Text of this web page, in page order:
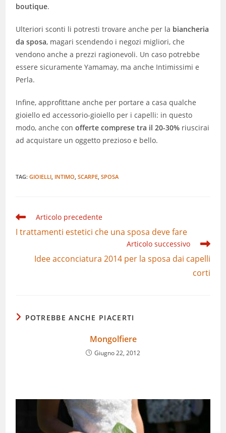
boutique.
Ulteriori sconti li potresti trovare anche per la biancheria
da sposa, magari scendendo i negozi migliori, che
vendono anche a prezzi ragionevoli. Un caso potrebbe
essere sicuramente Yamamay, ma anche Intimissimi e
Perla.
Infine, approfittane anche per portare a casa qualche
gioiello ed accessorio-gioiello per i capelli: in questo
modo, anche conofferte comprese tra il 20-30% riuscirai
ad acquistare un oggetto prezioso e bello.
TAG:GIOIELLI INTIMO SCARPE SPOSA
Leggi
articoli
Articolo precedente
I trattamenti estetici che una sposa deve fare
Articolo successivo
Idee acconciatura 2014 per la sposa dai capelli
corti
POTREBBE ANCHE PIACERTI
Mongolfiere
Giugno 22, 2012